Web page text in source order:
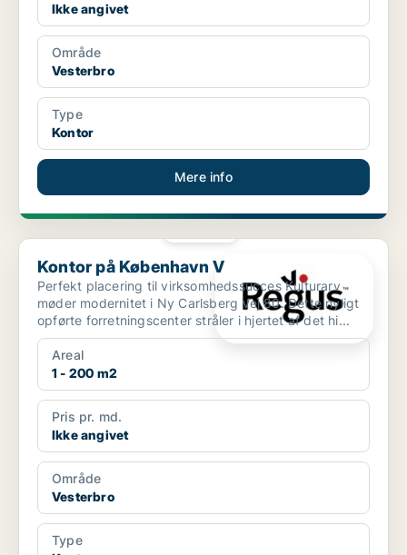
Ikke angivet
Område
Vesterbro
Type
Kontor
Mere info
Kontor på København V
Kontor på København V
Perfekt placering til virksomhedssucces Kulturarv
møder modernitet i Ny Carlsberg Vej 80. Dette nyligt
opførte forretningscenter stråler i hjertet af det hi...
Areal
1 - 200 m2
Pris pr. md.
Ikke angivet
Område
Vesterbro
Type